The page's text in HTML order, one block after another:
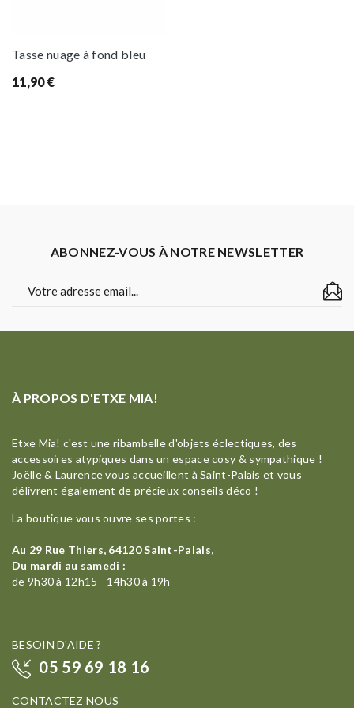
Tasse nuage à fond bleu
11,90€
ABONNEZ-VOUS À NOTRE NEWSLETTER
À PROPOS D'ETXE MIA!
Etxe Mia! c'est une ribambelle d'objets éclectiques, des
accessoires atypiques dans un espace cosy & sympathique !
Joëlle & Laurence vous accueillent à Saint-Palais et vous
délivrent également de précieux conseils déco !
La boutique vous ouvre ses portes :
Au 29 Rue Thiers, 64120 Saint-Palais,
Du mardi au samedi :
de 9h30 à 12h15 - 14h30 à 19h
BESOIN D'AIDE ?
05 59 69 18 16
CONTACTEZ NOUS